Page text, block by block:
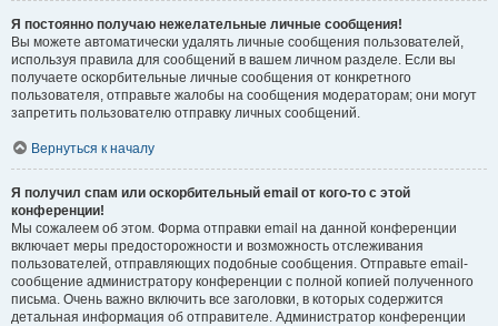
Я постоянно получаю нежелательные личные сообщения!
Вы можете автоматически удалять личные сообщения пользователей,
используя правила для сообщений в вашем личном разделе. Если вы
получаете оскорбительные личные сообщения от конкретного
пользователя, отправьте жалобы на сообщения модераторам; они могут
запретить пользователю отправку личных сообщений.
Вернуться к началу
Я получил спам или оскорбительный email от кого-то с этой
конференции!
Мы сожалеем об этом. Форма отправки email на данной конференции
включает меры предосторожности и возможность отслеживания
пользователей, отправляющих подобные сообщения. Отправьте email-
сообщение администратору конференции с полной копией полученного
письма. Очень важно включить все заголовки, в которых содержится
детальная информация об отправителе. Администратор конференции